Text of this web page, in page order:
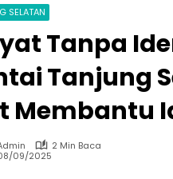
SELATAN
Tanpa
Tanjung
Membantu
2 Min Baca
09/2025